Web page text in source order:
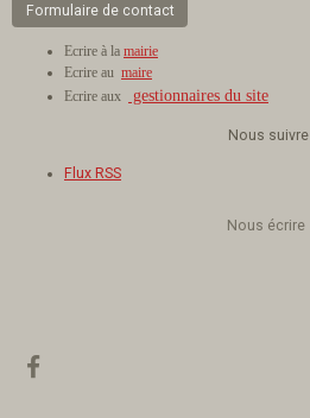
Formulaire de contact
Nous écrire
Ecrire à la mairie
Ecrire au maire
Ecrire aux
gestionnaires du site
Nous suivre
Flux RSS